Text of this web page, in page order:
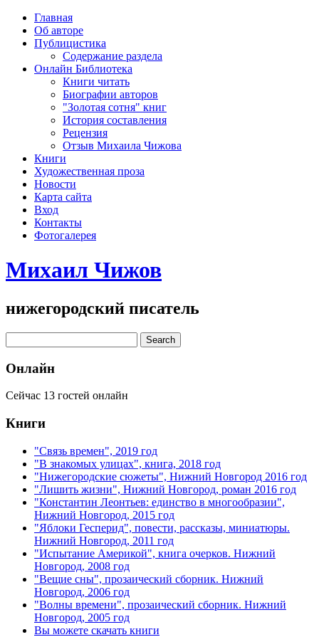
Главная
Об авторе
Публицистика
Содержание раздела
Онлайн Библиотека
Книги читать
Биографии авторов
"Золотая сотня" книг
История составления
Рецензия
Отзыв Михаила Чижова
Книги
Художественная проза
Новости
Карта сайта
Вход
Контакты
Фотогалерея
Михаил Чижов
нижегородский писатель
Онлайн
Сейчас 13 гостей онлайн
Книги
"Связь времен", 2019 год
"В знакомых улицах", книга, 2018 год
"Нижегородские сюжеты", Нижний Новгород 2016 год
"Лишить жизни", Нижний Новгород, роман 2016 год
"Константин Леонтьев: единство в многообразии",
Нижний Новгород, 2015 год
"Яблоки Гесперид", повести, рассказы, миниатюры.
Нижний Новгород, 2011 год
"Испытание Америкой", книга очерков. Нижний
Новгород, 2008 год
"Вещие сны", прозаический сборник. Нижний
Новгород, 2006 год
"Волны времени", прозаический сборник. Нижний
Новгород, 2005 год
Вы можете скачать книги